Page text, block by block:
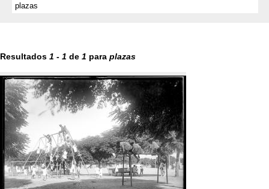
Resultados 1 - 1 de 1 para plazas